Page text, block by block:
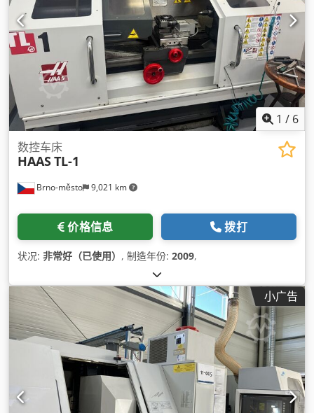
1 / 6
Brno-město 9,021 km
数控车床
HAASTL-1
价格信息 拨打
状况: 非常好（已使用） , 制造年份: 2009,
小广告